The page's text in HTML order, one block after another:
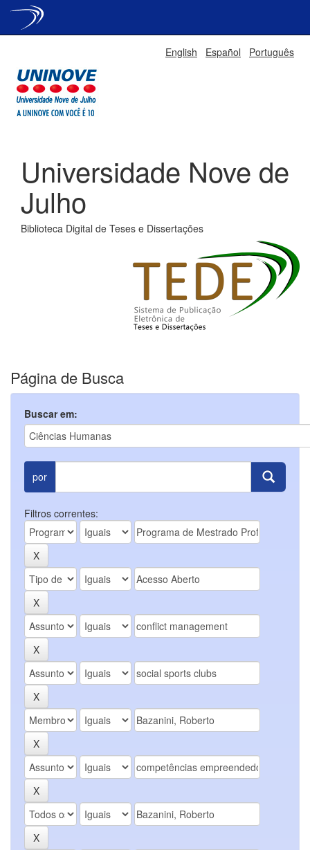
English Español Português
Universidade Nove de
Julho
Biblioteca Digital de Teses e Dissertações
Página de Busca
Buscar em:
por
Filtros correntes: